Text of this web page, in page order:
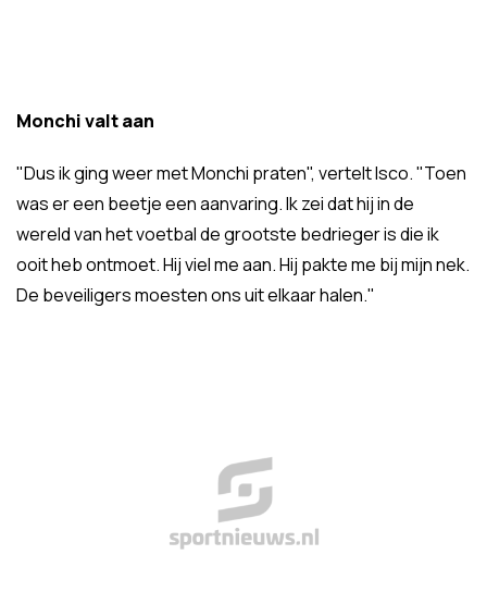
Monchi valt aan
"Dus ik ging weer met Monchi praten", vertelt Isco. "Toen
was er een beetje een aanvaring. Ik zei dat hij in de
wereld van het voetbal de grootste bedrieger is die ik
ooit heb ontmoet. Hij viel me aan. Hij pakte me bij mijn nek.
De beveiligers moesten ons uit elkaar halen."